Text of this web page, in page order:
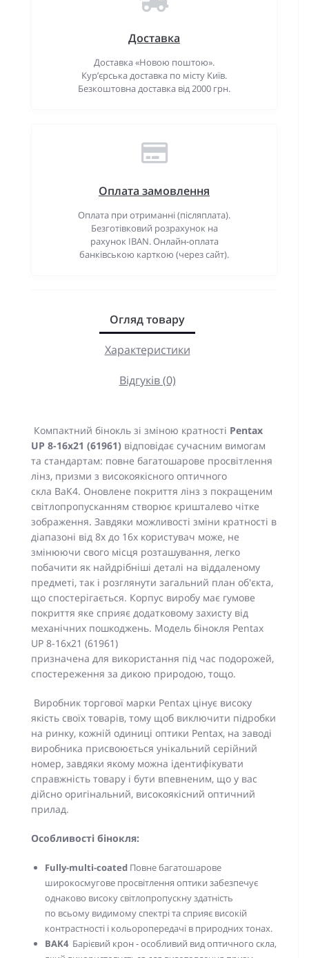
Доставка
Доставка «Новою поштою».
Кур’єрська доставка по місту Київ.
Безкоштовна доставка від 2000 грн.
Оплата замовлення
Оплата при отриманні (післяплата).
Безготівковий розрахунок на
рахунок IBAN. Онлайн-оплата
банківською карткою (через сайт).
Огляд товару
Характеристики
Відгуків (0)
Компактний бінокль зі зміною кратності Pentax
UP 8-16x21 (61961) відповідає сучасним вимогам
та стандартам: повне багатошарове просвітлення
лінз, призми з високоякісного оптичного
скла BaK4. Оновлене покриття лінз з покращеним
світлопропусканням створює кришталево чітке
зображення. Завдяки можливості зміни кратності в
діапазоні від 8х до 16х користувач може, не
змінюючи свого місця розташування, легко
побачити як найдрібніші деталі на віддаленому
предметі, так і розглянути загальний план об'єкта,
що спостерігається. Корпус виробу має гумове
покриття яке сприяє додатковому захисту від
механічних пошкоджень. Модель бінокля Pentax
UP 8-16x21 (61961)
призначена для використання під час подорожей,
спостереження за дикою природою, тощо.
Виробник торгової марки Pentax цінує високу
якість своїх товарів, тому щоб виключити підробки
на ринку, кожній одиниці оптики Pentax, на заводі
виробника присвоюється унікальний серійний
номер, завдяки якому можна ідентифікувати
справжність товару і бути впевненим, що у вас
дійсно оригінальний, високоякісний оптичний
прилад.
Особливості бінокля:
Fully-multi-coated Повне багатошарове
широкосмугове просвітлення оптики забезпечує
однаково високу світлопропускну здатність
по всьому видимому спектрі та сприяє високій
контрастності і кольоропередачі в природних тонах.
BAK4 Барієвий крон - особливий вид оптичного скла,